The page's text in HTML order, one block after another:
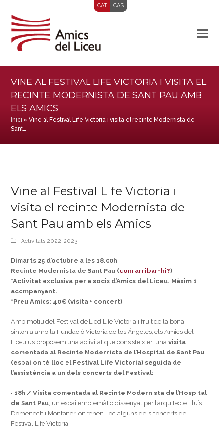
CAT CAS
VINE AL FESTIVAL LIFE VICTORIA I VISITA EL
RECINTE MODERNISTA DE SANT PAU AMB
ELS AMICS
Inici »Vine al Festival Life Victoria i visita el recinte Modernista de
Sant…
Vine al Festival Life Victoria i
visita el recinte Modernista de
Sant Pau amb els Amics
Activitats 2022-2023
Dimarts 25 d’octubre a les 18.00h
Recinte Modernista de Sant Pau (com arribar-hi?)
*Activitat exclusiva per a socis d’Amics del Liceu. Màxim 1
acompanyant.
*Preu Amics: 40€ (visita + concert)
Amb motiu del Festival de Lied Life Victoria i fruit de la bona
sintonia amb la Fundació Victoria de los Ángeles, els Amics del
Liceu us proposem una activitat que consisteix en una visita
comentada al Recinte Modernista de l’Hospital de Sant Pau
(espai on té lloc el Festival Life Victoria) seguida de
l’assistència a un dels concerts del Festival:
· 18h / Visita comentada al Recinte Modernista de l’Hospital
de Sant Pau, un espai emblemàtic dissenyat per l’arquitecte Lluís
Domènech i Montaner, on tenen lloc alguns dels concerts del
Festival Life Victoria.